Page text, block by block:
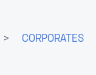
> CORPORATES